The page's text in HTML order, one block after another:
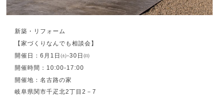
新築・リフォーム
【家づくりなんでも相談会】
開催日：6 月 1 日㈯-30 日㈰
開催時間： 10:00-17:00
開催地：名古路の家
岐阜県関市千疋北2丁目2 －7